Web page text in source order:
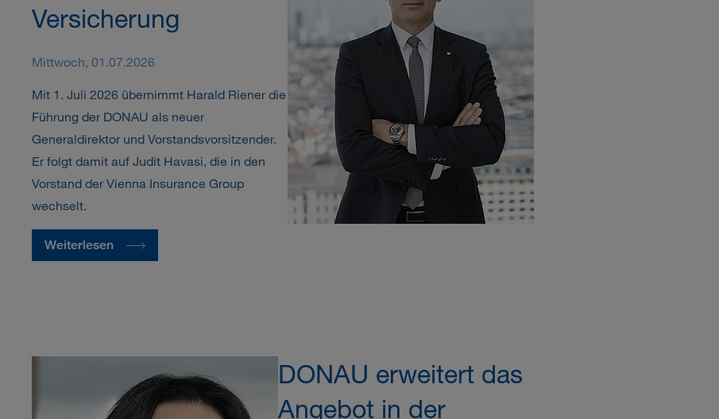
Versicherung
Mittwoch, 01.07.2026
Mit 1. Juli 2026 übernimmt Harald Riener die
Führung der DONAU als neuer
Generaldirektor und Vorstandsvorsitzender.
Er folgt damit auf Judit Havasi, die in den
Vorstand der Vienna Insurance Group
wechselt.
Weiterlesen
DONAU erweitert das
Angebot in der